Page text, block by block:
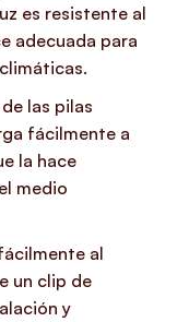
es resistente al
adecuada para
las pilas
fácilmente a
la hace
medio
al
un clip de
y